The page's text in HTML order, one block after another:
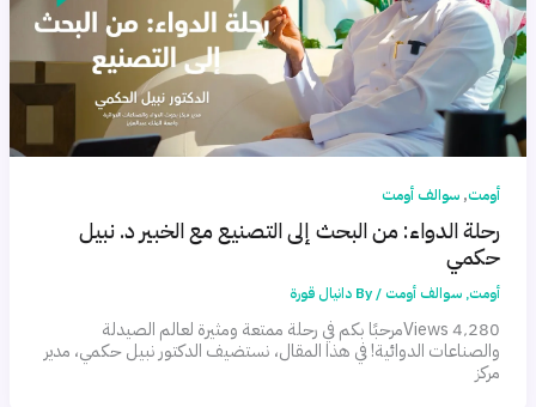
أومت, سوالف أومت
رحلة الدواء: من البحث إلى التصنيع مع الخبير د. نبيل
حكمي
أومت, سوالف أومت / By دانيال قورة
4٬280 Viewsمرحبًا بكم في رحلة ممتعة ومثيرة لعالم الصيدلة
والصناعات الدوائية! في هذا المقال، نستضيف الدكتور نبيل حكمي، مدير
مركز